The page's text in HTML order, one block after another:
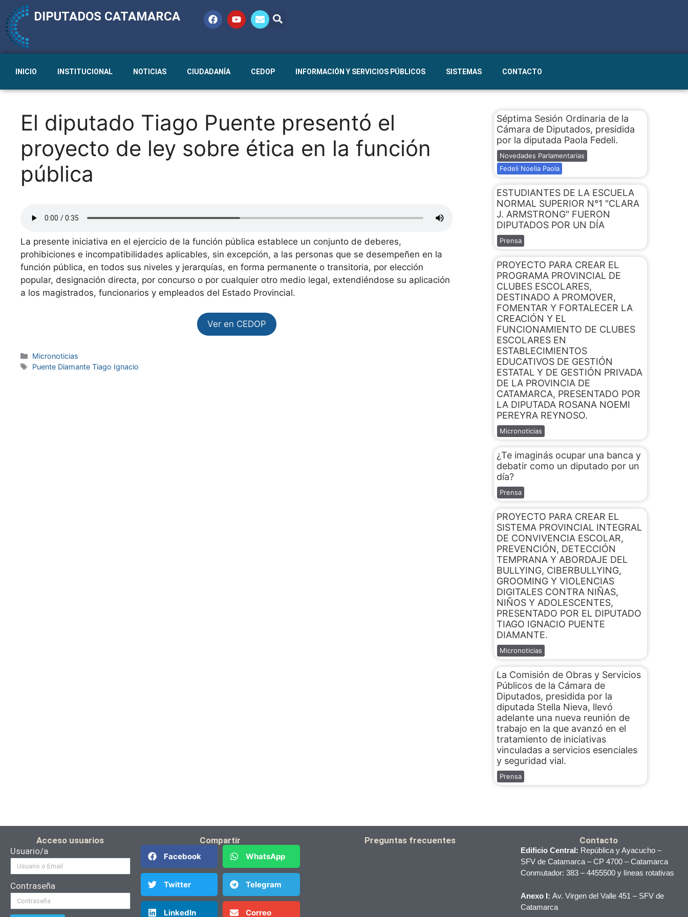
DIPUTADOS CATAMARCA
INICIO INSTITUCIONAL NOTICIAS CIUDADANÍA CEDOP INFORMACIÓN Y SERVICIOS PÚBLICOS SISTEMAS CONTACTO
El diputado Tiago Puente presentó el
proyecto de ley sobre ética en la función
pública
La presente iniciativa en el ejercicio de la función pública establece un conjunto de deberes,
prohibiciones e incompatibilidades aplicables, sin excepción, a las personas que se desempeñen en la
función pública, en todos sus niveles y jerarquías, en forma permanente o transitoria, por elección
popular, designación directa, por concurso o por cualquier otro medio legal, extendiéndose su aplicación
a los magistrados, funcionarios y empleados del Estado Provincial.
Ver en CEDOP
Micronoticias
Puente Diamante Tiago Ignacio
Séptima Sesión Ordinaria de la
Cámara de Diputados, presidida
por la diputada Paola Fedeli.
Novedades Parlamentarias
Fedeli Noelia Paola
ESTUDIANTES DE LA ESCUELA
NORMAL SUPERIOR N°1 "CLARA
J. ARMSTRONG" FUERON
DIPUTADOS POR UN DÍA
Prensa
PROYECTO PARA CREAR EL
PROGRAMA PROVINCIAL DE
CLUBES ESCOLARES,
DESTINADO A PROMOVER,
FOMENTAR Y FORTALECER LA
CREACIÓN Y EL
FUNCIONAMIENTO DE CLUBES
ESCOLARES EN
ESTABLECIMIENTOS
EDUCATIVOS DE GESTIÓN
ESTATAL Y DE GESTIÓN PRIVADA
DE LA PROVINCIA DE
CATAMARCA, PRESENTADO POR
LA DIPUTADA ROSANA NOEMI
PEREYRA REYNOSO.
Micronoticias
¿Te imaginás ocupar una banca y
debatir como un diputado por un
día?
Prensa
PROYECTO PARA CREAR EL
SISTEMA PROVINCIAL INTEGRAL
DE CONVIVENCIA ESCOLAR,
PREVENCIÓN, DETECCIÓN
TEMPRANA Y ABORDAJE DEL
BULLYING, CIBERBULLYING,
GROOMING Y VIOLENCIAS
DIGITALES CONTRA NIÑAS,
NIÑOS Y ADOLESCENTES,
PRESENTADO POR EL DIPUTADO
TIAGO IGNACIO PUENTE
DIAMANTE.
Micronoticias
La Comisión de Obras y Servicios
Públicos de la Cámara de
Diputados, presidida por la
diputada Stella Nieva, llevó
adelante una nueva reunión de
trabajo en la que avanzó en el
tratamiento de iniciativas
vinculadas a servicios esenciales
y seguridad vial.
Prensa
Acceso usuarios
Usuario/a
Contraseña
Compartir
Facebook WhatsApp
Twitter Telegram
LinkedIn Correo
Preguntas frecuentes Contacto
Edificio Central: República y Ayacucho –
SFV de Catamarca – CP 4700 – Catamarca
Conmutador: 383 – 4455500 y líneas rotativas
Anexo I: Av. Virgen del Valle 451 – SFV de
Catamarca